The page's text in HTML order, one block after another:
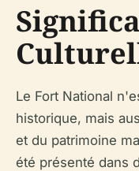
Le Fort National
historique, mais
et du patrimoine
été présenté dans